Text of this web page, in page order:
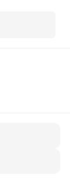
リリアントカ